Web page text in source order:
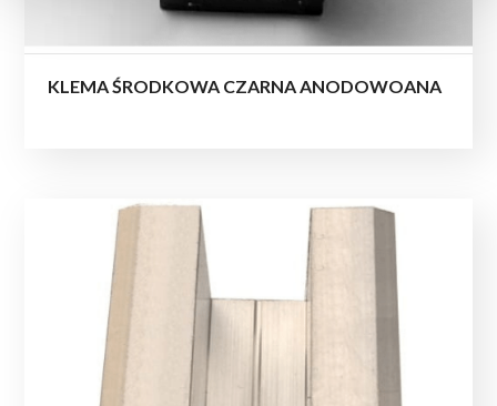
KLEMA ŚRODKOWA CZARNA ANODOWOANA